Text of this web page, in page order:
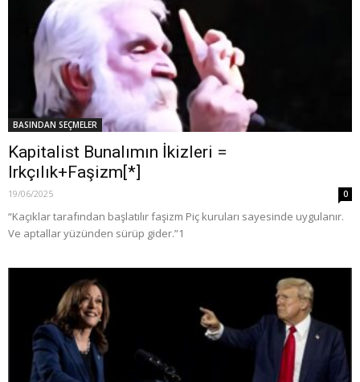
BASINDAN SEÇMELER
Kapitalist Bunalımın İkizleri =
Irkçılık+Faşizm[*]
19/06/2025 0
“Kaçıklar tarafından başlatılır faşizm Piç kuruları sayesinde uygulanır.
Ve aptallar yüzünden sürüp gider.”1